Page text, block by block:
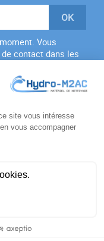
Vous
contact dans les
politique de